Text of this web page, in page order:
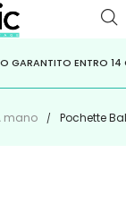
KLARNA,HEYLIGHT,
PER NON
IMPERDIBILI!
GARANTITO ENTRO 14
mano Pochette